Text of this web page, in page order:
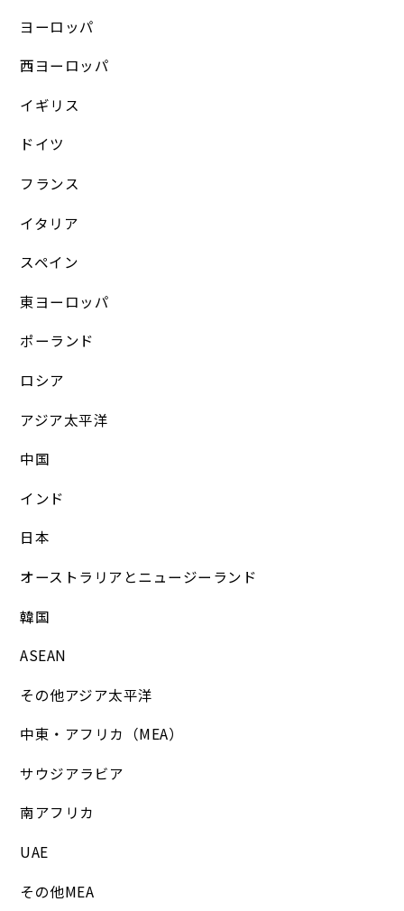
ヨーロッパ
西ヨーロッパ
イギリス
ドイツ
フランス
イタリア
スペイン
東ヨーロッパ
ポーランド
ロシア
アジア太平洋
中国
インド
日本
オーストラリアとニュージーランド
韓国
ASEAN
その他アジア太平洋
中東・アフリカ（MEA）
サウジアラビア
南アフリカ
UAE
その他MEA